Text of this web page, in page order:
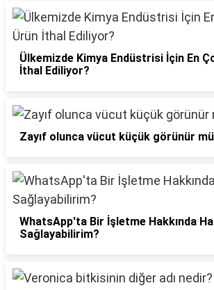
Ülkemizde Kimya Endüstrisi İçin En
İthal Ediliyor?
Zayıf olunca vücut küçük görünür
WhatsApp'ta Bir İşletme Hakkında
Sağlayabilirim?